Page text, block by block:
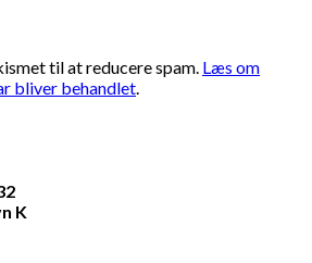
til at reducere spam. Læs om
bliver behandlet.
K